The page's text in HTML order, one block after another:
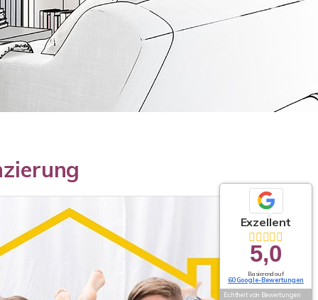
Exzellent
5,0
Basierend auf
60 Google-Bewertungen
Echtheit von Bewertungen